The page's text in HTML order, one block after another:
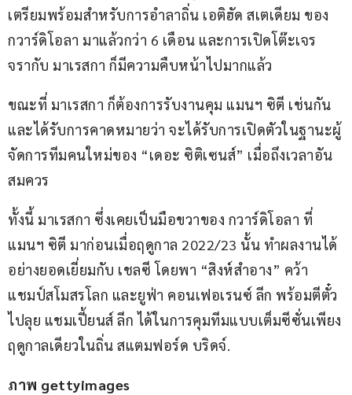
เตรียมพร้อมสำหรับการอำลาถิ่น เอติฮัด สเตเดียม ของ
กวาร์ดิโอลา มาแล้วกว่า 6 เดือน และการเปิดโต๊ะเจร
จรากับ มาเรสกา ก็มีความคืบหน้าไปมากแล้ว
ขณะที่ มาเรสกา ก็ต้องการรับงานคุม แมนฯ ซิตี เช่นกัน
และได้รับการคาดหมายว่า จะได้รับการเปิดตัวในฐานะผู้
จัดการทีมคนใหม่ของ “เดอะ ซิติเซนส์” เมื่อถึงเวลาอัน
สมควร
ทั้งนี้ มาเรสกา ซึ่งเคยเป็นมือขวาของ กวาร์ดิโอลา ที่
แมนฯ ซิตี มาก่อนเมื่อฤดูกาล 2022/23 นั้น ทำผลงานได้
อย่างยอดเยี่ยมกับ เชลซี โดยพา “สิงห์สำอาง” คว้า
แชมป์สโมสรโลก และยูฟ่า คอนเฟอเรนซ์ ลีก พร้อมตีตั๋ว
ไปลุย แชมเปี้ยนส์ ลีก ได้ในการคุมทีมแบบเต็มซีซั่นเพียง
ฤดูกาลเดียวในถิ่น สแตมฟอร์ด บริดจ์.
ภาพ gettyimages